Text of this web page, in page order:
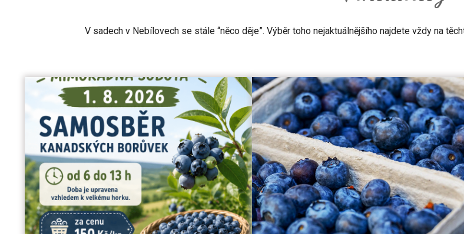
V sadech v Nebílovech se stále “něco děje”. Výběr toho nejaktuálnějšího najdete vždy na